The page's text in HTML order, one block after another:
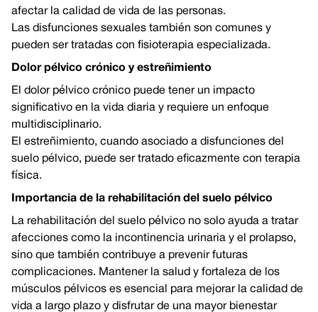
afectar la calidad de vida de las personas.
Las disfunciones sexuales también son comunes y
pueden ser tratadas con fisioterapia especializada.
Dolor pélvico crónico y estreñimiento
El dolor pélvico crónico puede tener un impacto
significativo en la vida diaria y requiere un enfoque
multidisciplinario.
El estreñimiento, cuando asociado a disfunciones del
suelo pélvico, puede ser tratado eficazmente con terapia
física.
Importancia de la rehabilitación del suelo pélvico
La rehabilitación del suelo pélvico no solo ayuda a tratar
afecciones como la incontinencia urinaria y el prolapso,
sino que también contribuye a prevenir futuras
complicaciones. Mantener la salud y fortaleza de los
músculos pélvicos es esencial para mejorar la calidad de
vida a largo plazo y disfrutar de una mayor bienestar